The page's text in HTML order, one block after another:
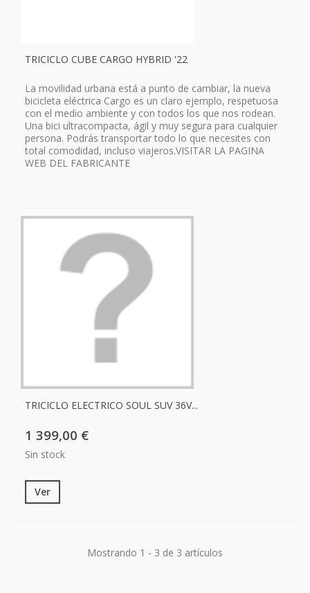
TRICICLO CUBE CARGO HYBRID '22
La movilidad urbana está a punto de cambiar, la nueva
bicicleta eléctrica Cargo es un claro ejemplo, respetuosa
con el medio ambiente y con todos los que nos rodean.
Una bici ultracompacta, ágil y muy segura para cualquier
persona. Podrás transportar todo lo que necesites con
total comodidad, incluso viajeros.VISITAR LA PAGINA
WEB DEL FABRICANTE
TRICICLO ELECTRICO SOUL SUV 36V...
1 399,00 €
Sin stock
Ver
Mostrando 1 - 3 de 3 artículos